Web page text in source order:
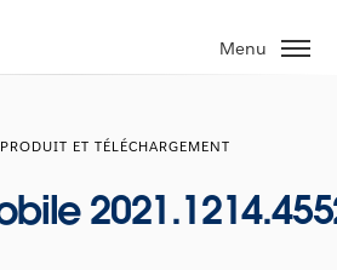
Menu
ET TÉLÉCHARGEMENT